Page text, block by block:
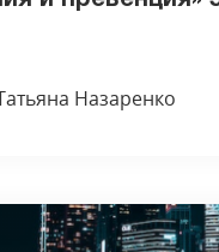
Назаренко